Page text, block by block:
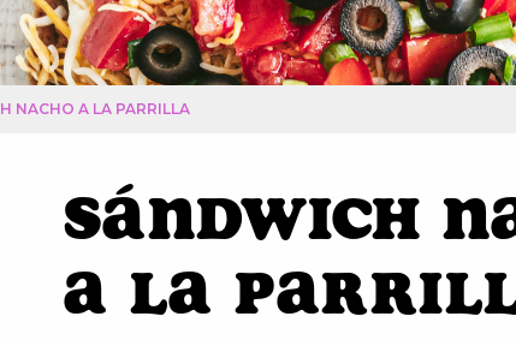
NACHO A LA PARRILLA
Sándwich
a la